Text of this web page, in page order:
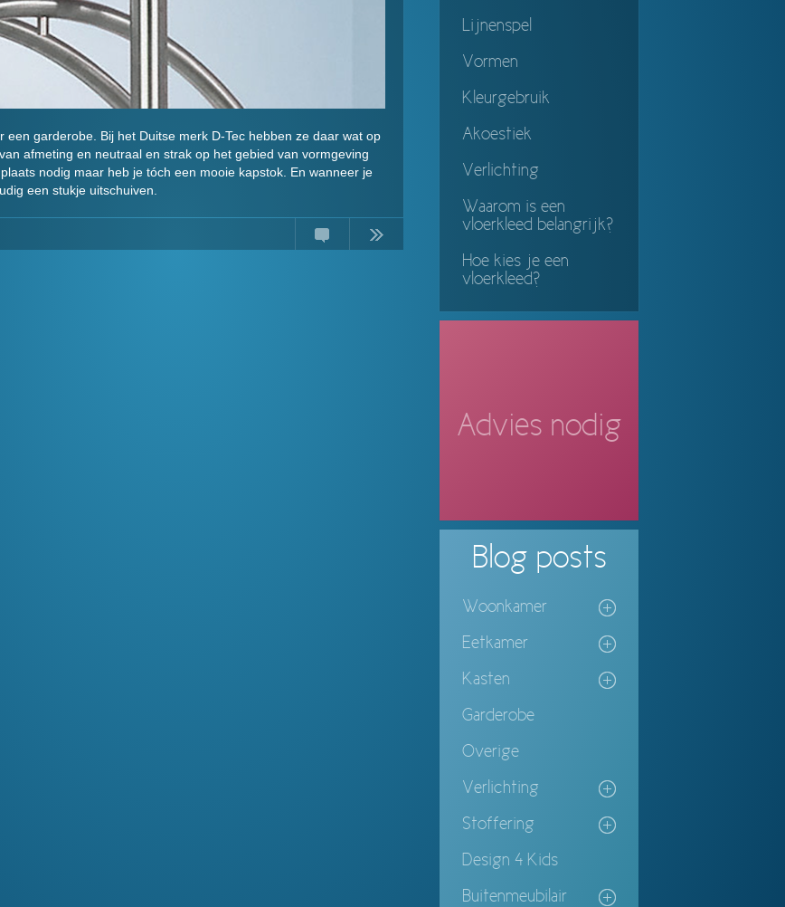
garderobe. Bij het Duitse merk D-Tec hebben ze daar wat op
afmeting en neutraal en strak op het gebied van vormgeving
nodig maar heb je tóch een mooie kapstok. En wanneer je
een stukje uitschuiven.
Continue
Lijnenspel
Vormen
Kleurgebruik
Akoestiek
Verlichting
Waarom is een
vloerkleed belangrijk?
Hoe kies je een
vloerkleed?
Advies nodig
Blog posts
Woonkamer
Eetkamer
Kasten
Garderobe
Overige
Verlichting
Stoffering
Design 4 Kids
Buitenmeubilair